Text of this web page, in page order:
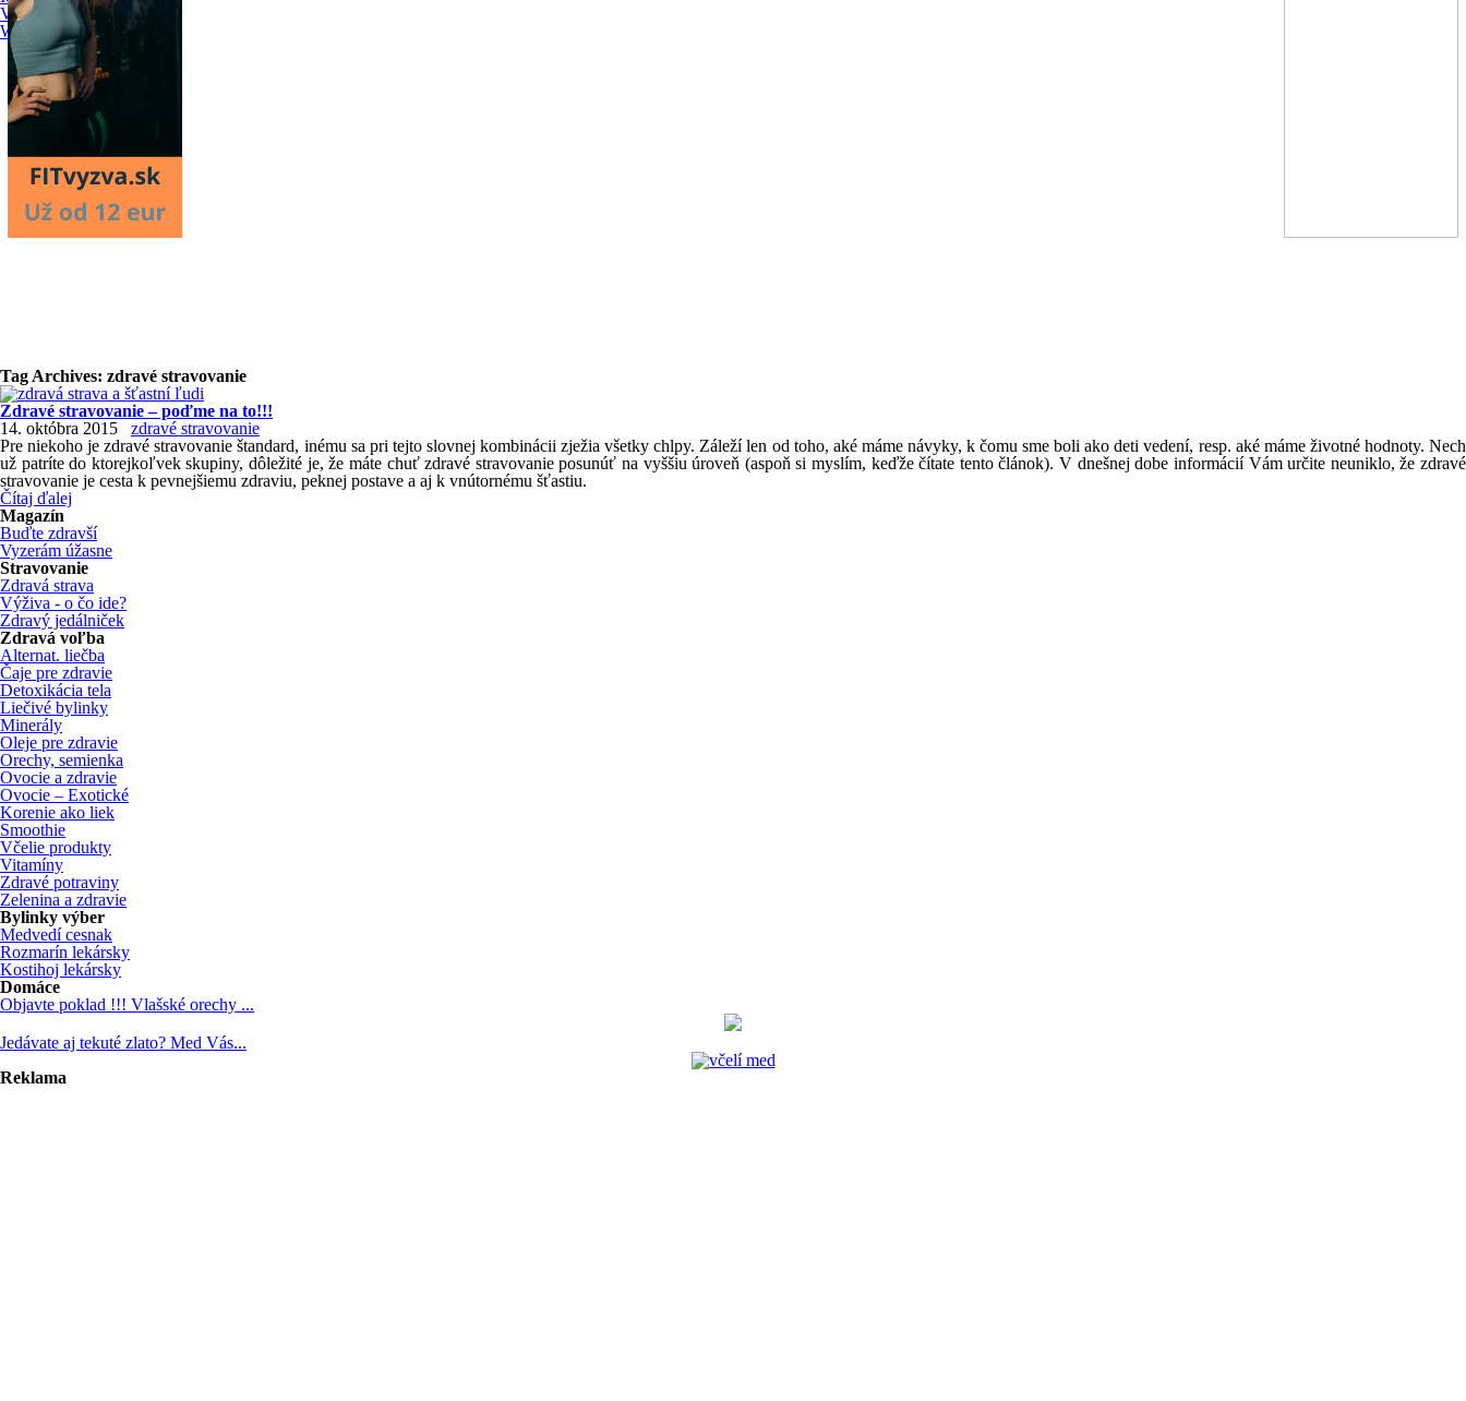
Výp. metabolizmu
Whr index
Tag Archives: zdravé stravovanie
Zdravé stravovanie – poďme na to!!!
14. októbra 2015
zdravé stravovanie
Pre niekoho je zdravé stravovanie štandard, inému sa pri tejto slovnej kombinácii zježia všetky chlpy. Záleží len od toho, aké máme návyky, k čomu sme boli ako deti vedení, resp. aké máme životné hodnoty. Nech
už patríte do ktorejkoľvek skupiny, dôležité je, že máte chuť zdravé stravovanie posunúť na vyššiu úroveň (aspoň si myslím, keďže čítate tento článok). V dnešnej dobe informácií Vám určite neuniklo, že zdravé
stravovanie je cesta k pevnejšiemu zdraviu, peknej postave a aj k vnútornému šťastiu.
Čítaj ďalej
Magazín
Buďte zdravší
Vyzerám úžasne
Stravovanie
Zdravá strava
Výživa - o čo ide?
Zdravý jedálniček
Zdravá voľba
Alternat. liečba
Čaje pre zdravie
Detoxikácia tela
Liečivé bylinky
Minerály
Oleje pre zdravie
Orechy, semienka
Ovocie a zdravie
Ovocie – Exotické
Korenie ako liek
Smoothie
Včelie produkty
Vitamíny
Zdravé potraviny
Zelenina a zdravie
Bylinky výber
Medvedí cesnak
Rozmarín lekársky
Kostihoj lekársky
Domáce
Objavte poklad !!! Vlašské orechy ...
Jedávate aj tekuté zlato? Med Vás...
Reklama